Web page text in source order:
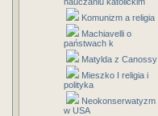
Komunizm a religia
Machiavelli o
państwach k
Matylda z Canossy
Mieszko I religia i
polityka
Neokonserwatyzm
w USA